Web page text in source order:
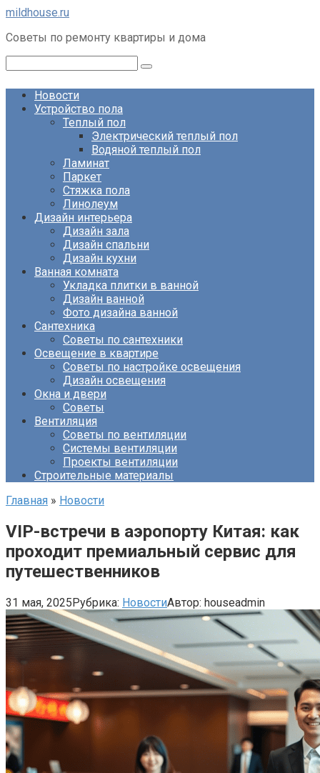
Перейти
контенту
mildhouse.ru
Советы по ремонту квартиры и дома
Новости
Устройство пола
Теплый пол
Электрический теплый пол
Водяной теплый пол
Ламинат
Паркет
Стяжка пола
Линолеум
Дизайн интерьера
Дизайн зала
Дизайн спальни
Дизайн кухни
Ванная комната
Укладка плитки в ванной
Дизайн ванной
Фото дизайна ванной
Сантехника
Советы по сантехники
Освещение в квартире
Советы по настройке освещения
Дизайн освещения
Окна и двери
Советы
Вентиляция
Советы по вентиляции
Системы вентиляции
Проекты вентиляции
Строительные материалы
Главная » Новости
VIP-встречи в аэропорту Китая: как
проходит премиальный сервис для
путешественников
31 мая, 2025Рубрика: НовостиАвтор: houseadmin